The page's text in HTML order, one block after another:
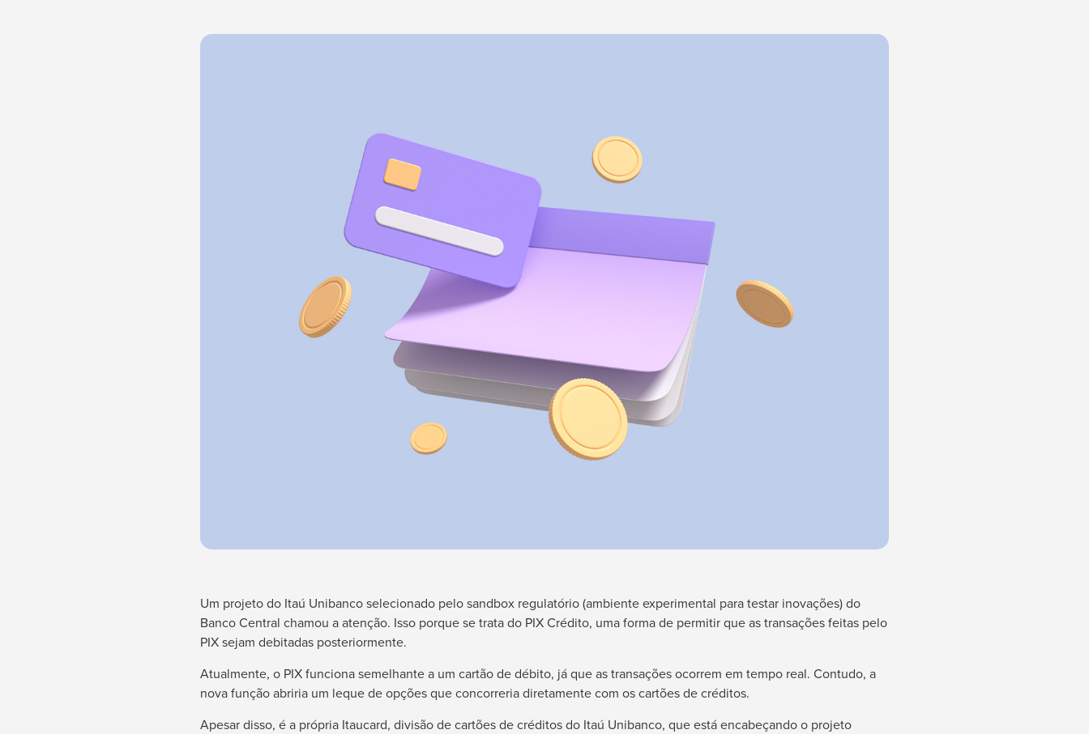
Um projeto do Itaú Unibanco selecionado pelo sandbox regulatório (ambiente experimental para testar inovações) do
Banco Central chamou a atenção. Isso porque se trata do PIX Crédito, uma forma de permitir que as transações feitas pelo
PIX sejam debitadas posteriormente.
Atualmente, o PIX funciona semelhante a um cartão de débito, já que as transações ocorrem em tempo real. Contudo, a
nova função abriria um leque de opções que concorreria diretamente com os cartões de créditos.
Apesar disso, é a própria Itaucard, divisão de cartões de créditos do Itaú Unibanco, que está encabeçando o projeto